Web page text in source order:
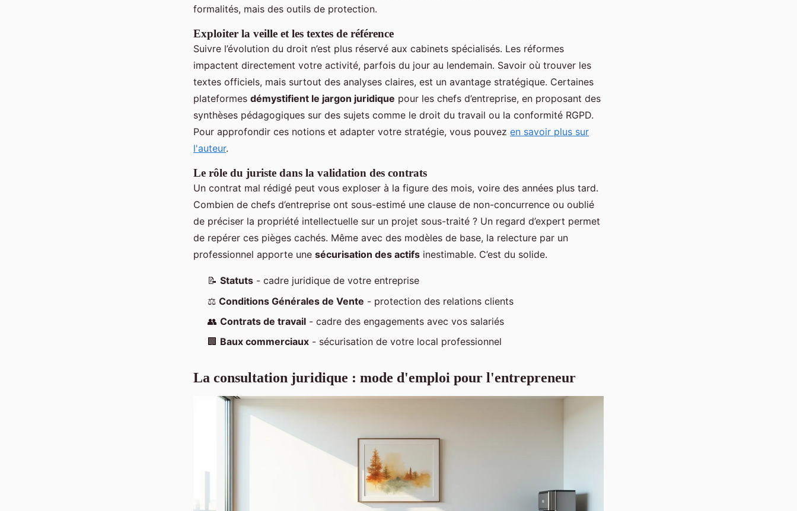
formalités, mais des outils de protection.
Exploiter la veille et les textes de référence
Suivre l’évolution du droit n’est plus réservé aux cabinets spécialisés. Les réformes
impactent directement votre activité, parfois du jour au lendemain. Savoir où trouver les
textes officiels, mais surtout des analyses claires, est un avantage stratégique. Certaines
plateformes démystifient le jargon juridique pour les chefs d’entreprise, en proposant des
synthèses pédagogiques sur des sujets comme le droit du travail ou la conformité RGPD.
Pour approfondir ces notions et adapter votre stratégie, vous pouvez en savoir plus sur
l'auteur.
Le rôle du juriste dans la validation des contrats
Un contrat mal rédigé peut vous exploser à la figure des mois, voire des années plus tard.
Combien de chefs d’entreprise ont sous-estimé une clause de non-concurrence ou oublié
de préciser la propriété intellectuelle sur un projet sous-traité ? Un regard d’expert permet
de repérer ces pièges cachés. Même avec des modèles de base, la relecture par un
professionnel apporte une sécurisation des actifs inestimable. C’est du solide.
📝 Statuts - cadre juridique de votre entreprise
⚖️ Conditions Générales de Vente - protection des relations clients
👥 Contrats de travail - cadre des engagements avec vos salariés
🏢 Baux commerciaux - sécurisation de votre local professionnel
La consultation juridique : mode d'emploi pour l'entrepreneur